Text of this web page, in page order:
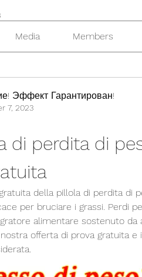
Media Members
Эффект Гарантирован!
7, 2023
di perdita di
della pillola di perdita di
per bruciare i grassi. Perdi
alimentare sostenuto da
offerta di prova gratuita e